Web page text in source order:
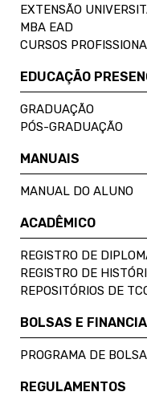
EXTENSÃO
MBA EAD
CURSOS
EDUCAÇÃO
GRADUAÇÃO
PÓS-GRADUAÇÃO
MANUAIS
MANUAL DO ALUNO
ACADÊMICO
REGISTRO DE
REGISTRO DE
REPOSITÓRIOS DE
BOLSAS E
PROGRAMA DE
REGULAMENTOS